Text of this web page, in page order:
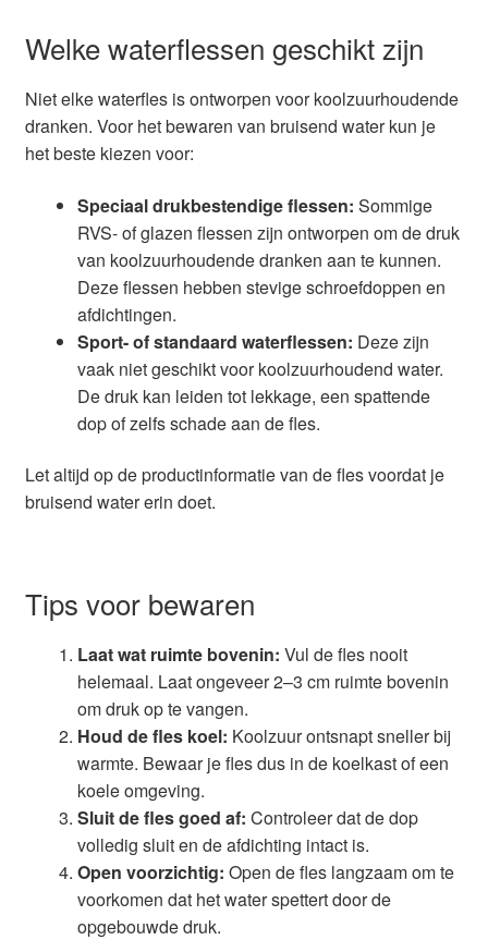
Welke waterflessen geschikt zijn
Niet elke waterfles is ontworpen voor koolzuurhoudende
dranken. Voor het bewaren van bruisend water kun je
het beste kiezen voor:
Speciaal drukbestendige flessen: Sommige
RVS- of glazen flessen zijn ontworpen om de druk
van koolzuurhoudende dranken aan te kunnen.
Deze flessen hebben stevige schroefdoppen en
afdichtingen.
Sport- of standaard waterflessen: Deze zijn
vaak niet geschikt voor koolzuurhoudend water.
De druk kan leiden tot lekkage, een spattende
dop of zelfs schade aan de fles.
Let altijd op de productinformatie van de fles voordat je
bruisend water erin doet.
Tips voor bewaren
Laat wat ruimte bovenin: Vul de fles nooit
helemaal. Laat ongeveer 2–3 cm ruimte bovenin
om druk op te vangen.
Houd de fles koel: Koolzuur ontsnapt sneller bij
warmte. Bewaar je fles dus in de koelkast of een
koele omgeving.
Sluit de fles goed af: Controleer dat de dop
volledig sluit en de afdichting intact is.
Open voorzichtig: Open de fles langzaam om te
voorkomen dat het water spettert door de
opgebouwde druk.